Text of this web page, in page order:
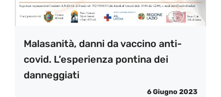
Malasanità, danni da vaccino anti-
covid. L’esperienza pontina dei
danneggiati
6 Giugno 2023